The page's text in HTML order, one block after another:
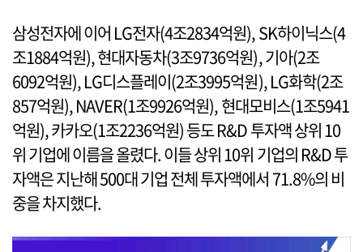
삼성전자에 이어 LG전자(4조2834억원), SK하이닉스(4
조1884억원), 현대자동차(3조9736억원), 기아(2조
6092억원), LG디스플레이(2조3995억원), LG화학(2조
857억원), NAVER(1조9926억원), 현대모비스(1조5941
억원), 카카오(1조2236억원) 등도 R&D 투자액 상위 10
위 기업에 이름을 올렸다. 이들 상위 10위 기업의 R&D 투
자액은 지난해 500대 기업 전체 투자액에서 71.8%의 비
중을 차지했다.